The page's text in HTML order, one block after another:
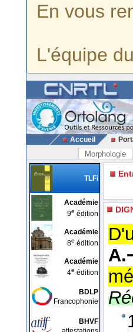
En vous
L'équipe
Accueil
Morphologie
TLFi
Académie
9e édition
Académie
8e édition
Académie
4e édition
BDLP
Francophonie
BHVF